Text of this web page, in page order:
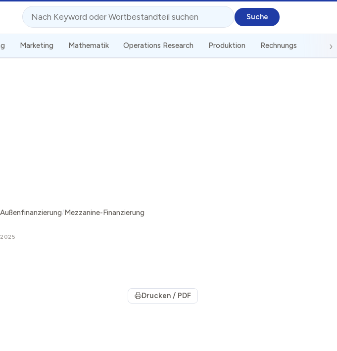
Suche
Marketing Mathematik Operations Research Produktion Rechnungswesen
Außenfinanzierung Mezzanine-Finanzierung
Drucken / PDF